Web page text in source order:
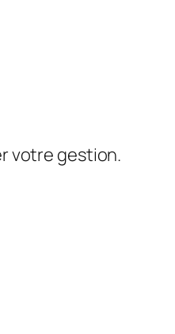
votre gestion.